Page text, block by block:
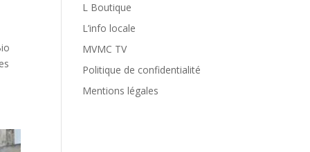
L Boutique
L’info locale
MVMC TV
Politique de confidentialité
Mentions légales